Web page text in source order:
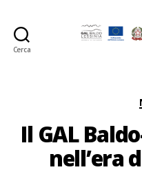
Cerca
Il GAL
nell’era